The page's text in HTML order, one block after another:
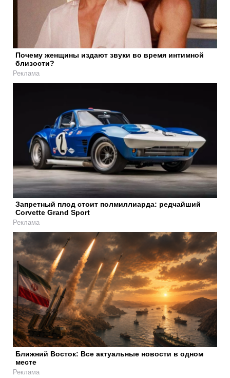
Почему женщины издают звуки во время интимной
близости?
Реклама
Запретный плод стоит полмиллиарда: редчайший
Corvette Grand Sport
Реклама
Ближний Восток: Все актуальные новости в одном
месте
Реклама